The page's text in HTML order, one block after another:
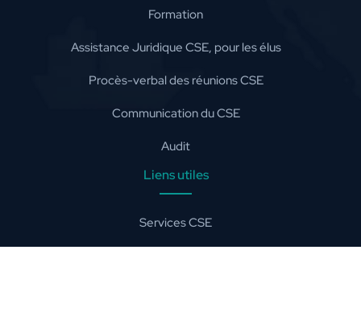
Formation
Assistance Juridique CSE, pour les élus
Procès-verbal des réunions CSE
Communication du CSE
Audit
Liens utiles
Services CSE